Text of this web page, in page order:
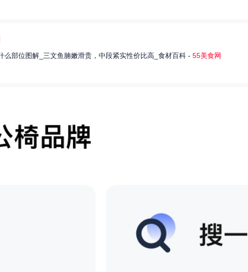
部位图解_三文鱼腩嫩滑贵，中段紧实性价比高_食材百科 - 55美食网